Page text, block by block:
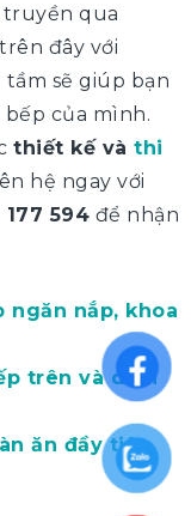
qua
đây với
sẽ giúp bạn
của mình.
thiết kế và thi
hệ ngay với
177 594 để nhận
ngăn nắp, khoa
trên và dưới
ăn đầy tiện